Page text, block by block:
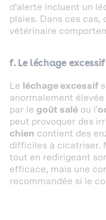
d'alerte incluent un
plaies. Dans ces cas,
vétérinaire
f. Le léchage excessif
Le léchage excessif
anormalement
par le goût salé ou l'
peut provoquer des
chien contient des
difficiles à cicatriser.
tout en redirigeant
efficace, mais une
recommandée si le